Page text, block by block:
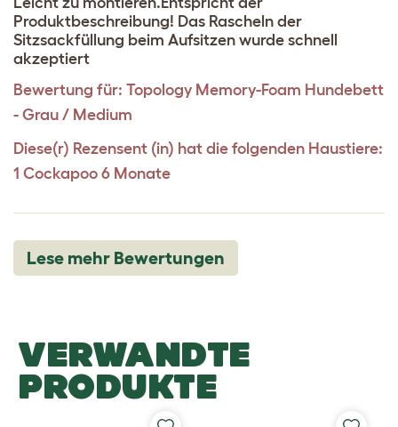
Produktbeschreibung! Das Rascheln der
Sitzsackfüllung beim Aufsitzen wurde schnell
akzeptiert
Bewertung für: Topology Memory-Foam Hundebett
- Grau / Medium
Diese(r) Rezensent (in) hat die folgenden Haustiere:
1 Cockapoo 6 Monate
Lese mehr Bewertungen
VERWANDTE
PRODUKTE